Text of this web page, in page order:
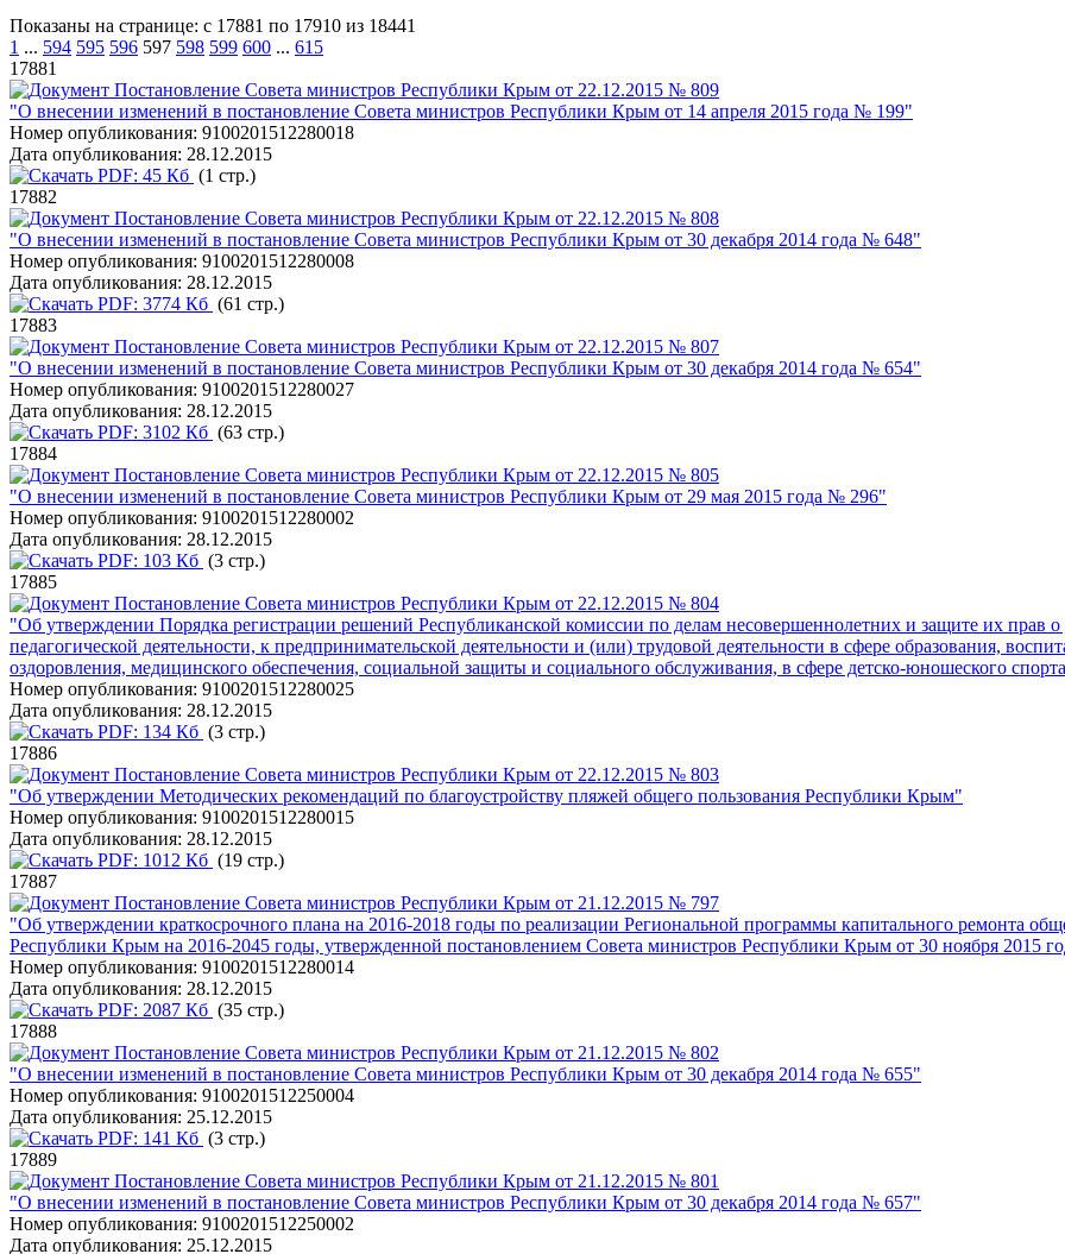
Показаны на странице: с 17881 по 17910 из 18441
1 ... 594 595 596 597 598 599 600 ... 615
17881
Постановление Совета министров Республики Крым от 22.12.2015 № 809
"О внесении изменений в постановление Совета министров Республики Крым от 14 апреля 2015 года № 199"
Номер опубликования: 9100201512280018
Дата опубликования: 28.12.2015
PDF: 45 Кб (1 стр.)
17882
Постановление Совета министров Республики Крым от 22.12.2015 № 808
"О внесении изменений в постановление Совета министров Республики Крым от 30 декабря 2014 года № 648"
Номер опубликования: 9100201512280008
Дата опубликования: 28.12.2015
PDF: 3774 Кб (61 стр.)
17883
Постановление Совета министров Республики Крым от 22.12.2015 № 807
"О внесении изменений в постановление Совета министров Республики Крым от 30 декабря 2014 года № 654"
Номер опубликования: 9100201512280027
Дата опубликования: 28.12.2015
PDF: 3102 Кб (63 стр.)
17884
Постановление Совета министров Республики Крым от 22.12.2015 № 805
"О внесении изменений в постановление Совета министров Республики Крым от 29 мая 2015 года № 296"
Номер опубликования: 9100201512280002
Дата опубликования: 28.12.2015
PDF: 103 Кб (3 стр.)
17885
Постановление Совета министров Республики Крым от 22.12.2015 № 804
"Об утверждении Порядка регистрации решений Республиканской комиссии по делам несовершеннолетних и защите их прав
педагогической деятельности, к предпринимательской деятельности и (или) трудовой деятельности в сфере образования,
оздоровления, медицинского обеспечения, социальной защиты и социального обслуживания, в сфере детско-юношеского
Номер опубликования: 9100201512280025
Дата опубликования: 28.12.2015
PDF: 134 Кб (3 стр.)
17886
Постановление Совета министров Республики Крым от 22.12.2015 № 803
"Об утверждении Методических рекомендаций по благоустройству пляжей общего пользования Республики Крым"
Номер опубликования: 9100201512280015
Дата опубликования: 28.12.2015
PDF: 1012 Кб (19 стр.)
17887
Постановление Совета министров Республики Крым от 21.12.2015 № 797
"Об утверждении краткосрочного плана на 2016-2018 годы по реализации Региональной программы капитального ремонта
Республики Крым на 2016-2045 годы, утвержденной постановлением Совета министров Республики Крым от 30 ноября 2015
Номер опубликования: 9100201512280014
Дата опубликования: 28.12.2015
PDF: 2087 Кб (35 стр.)
17888
Постановление Совета министров Республики Крым от 21.12.2015 № 802
"О внесении изменений в постановление Совета министров Республики Крым от 30 декабря 2014 года № 655"
Номер опубликования: 9100201512250004
Дата опубликования: 25.12.2015
PDF: 141 Кб (3 стр.)
17889
Постановление Совета министров Республики Крым от 21.12.2015 № 801
"О внесении изменений в постановление Совета министров Республики Крым от 30 декабря 2014 года № 657"
Номер опубликования: 9100201512250002
Дата опубликования: 25.12.2015